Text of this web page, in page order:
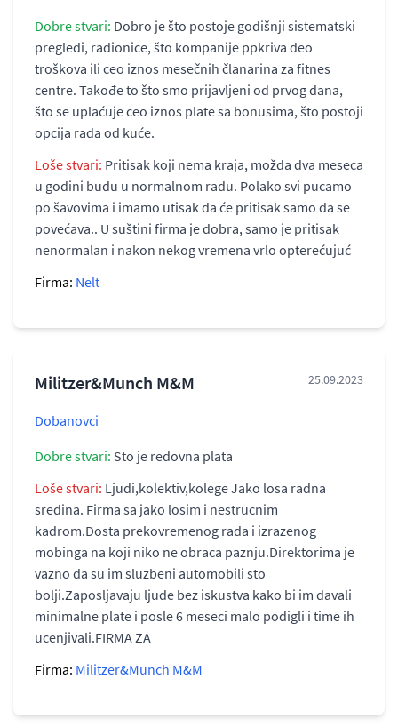
Dobre stvari: Dobro je što postoje godišnji sistematski
pregledi, radionice, što kompanije ppkriva deo
troškova ili ceo iznos mesečnih članarina za fitnes
centre. Takođe to što smo prijavljeni od prvog dana,
što se uplaćuje ceo iznos plate sa bonusima, što postoji
opcija rada od kuće.
Loše stvari: Pritisak koji nema kraja, možda dva meseca
u godini budu u normalnom radu. Polako svi pucamo
po šavovima i imamo utisak da će pritisak samo da se
povećava.. U suštini firma je dobra, samo je pritisak
nenormalan i nakon nekog vremena vrlo opterećujuć
Firma: Nelt
Militzer&Munch M&M 25.09.2023
Dobanovci
Dobre stvari: Sto je redovna plata
Loše stvari: Ljudi,kolektiv,kolege Jako losa radna
sredina. Firma sa jako losim i nestrucnim
kadrom.Dosta prekovremenog rada i izrazenog
mobinga na koji niko ne obraca paznju.Direktorima je
vazno da su im sluzbeni automobili sto
bolji.Zaposljavaju ljude bez iskustva kako bi im davali
minimalne plate i posle 6 meseci malo podigli i time ih
ucenjivali.FIRMA ZA
Firma: Militzer&Munch M&M